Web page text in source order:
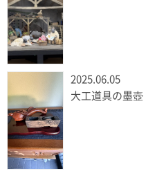
2025.06.05
大工道具の墨壺